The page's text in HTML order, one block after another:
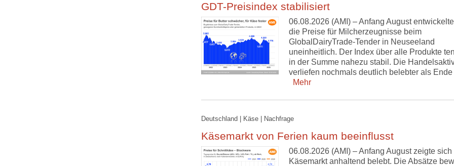
GDT-Preisindex stabilisiert
06.08.2026 (AMI) – Anfang August
die Preise für Milcherzeugnisse beim
GlobalDairyTrade-Tender in Neuseeland
uneinheitlich. Der Index über alle Produkte
in der Summe nahezu stabil. Die
verliefen nochmals deutlich belebter als Ende
Mehr
Deutschland | Käse | Nachfrage
Käsemarkt von Ferien kaum beeinflusst
06.08.2026 (AMI) – Anfang August zeigte sich
Käsemarkt anhaltend belebt. Die Absätze